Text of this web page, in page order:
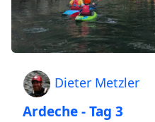
Dieter Metzler
Ardeche - Tag 3